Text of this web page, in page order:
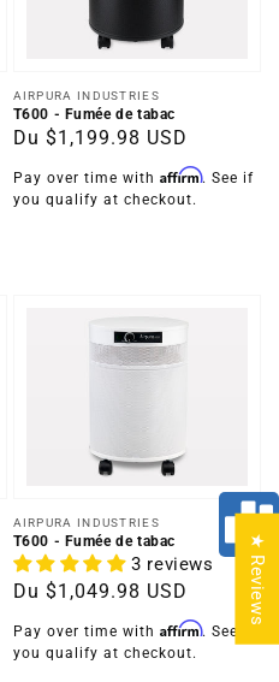
Distributeur :
AIRPURA INDUSTRIES
T600 - Fumée de tabac
Prix
habituel
Du $1,199.98 USD
Pay over time with Affirm. See if
you qualify at checkout.
Distributeur :
AIRPURA INDUSTRIES
T600 - Fumée de tabac
3 reviews
Prix
Du $1,049.98 USD
Pay over time with Affirm. See if
you qualify at checkout.
★ Reviews